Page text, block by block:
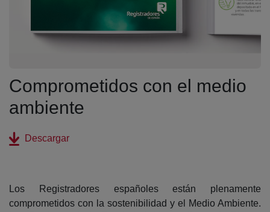
Comprometidos con el medio
ambiente
Descargar(abre en nueva ventana)
Los Registradores españoles están plenamente
comprometidos con la sostenibilidad y el Medio Ambiente.